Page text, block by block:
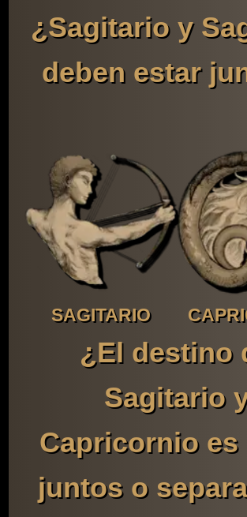
¿Sagitario y
deben estar
SAGITARIO
¿El destino
Sagitario
Capricornio es
juntos o